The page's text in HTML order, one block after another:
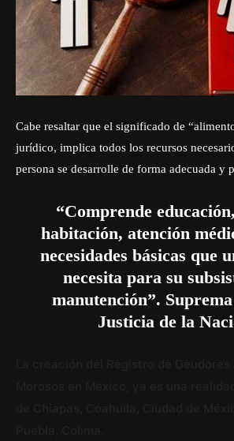
Cabe resaltar que el significado de
jurídico, implica todos los recursos
persona se desarrolle de forma adecuada y
“Comprende
habitación, atención
necesidades básicas que
necesita para su
manutención”.
Justicia de la